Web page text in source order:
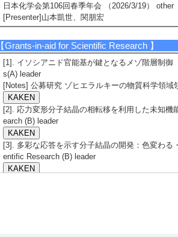
日本化学会第106回春季年会 （2026/3/19） other
[Presenter]山本凱世、関朋宏
【Grants-in-aid for Scientific Research 】
[1]. イソシアニド官能基が鍵となるメゾ階層制
s(A) leader
[Notes] 公募研究 ゾヒエラルキーの物質科学領域
[2]. 応力変形分子結晶の相転移を利用した未知
earch (B) leader
[3]. 多彩な応答を示す分子結晶の開発：色変わ
entific Research (B) leader